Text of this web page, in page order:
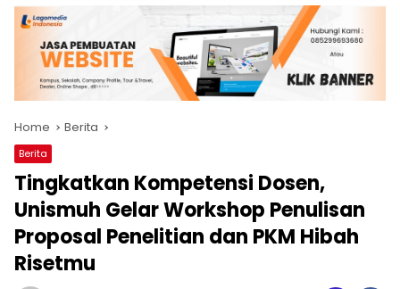
Home Berita
Berita
Tingkatkan Kompetensi Dosen,
Unismuh Gelar Workshop Penulisan
Proposal Penelitian dan PKM Hibah
Risetmu